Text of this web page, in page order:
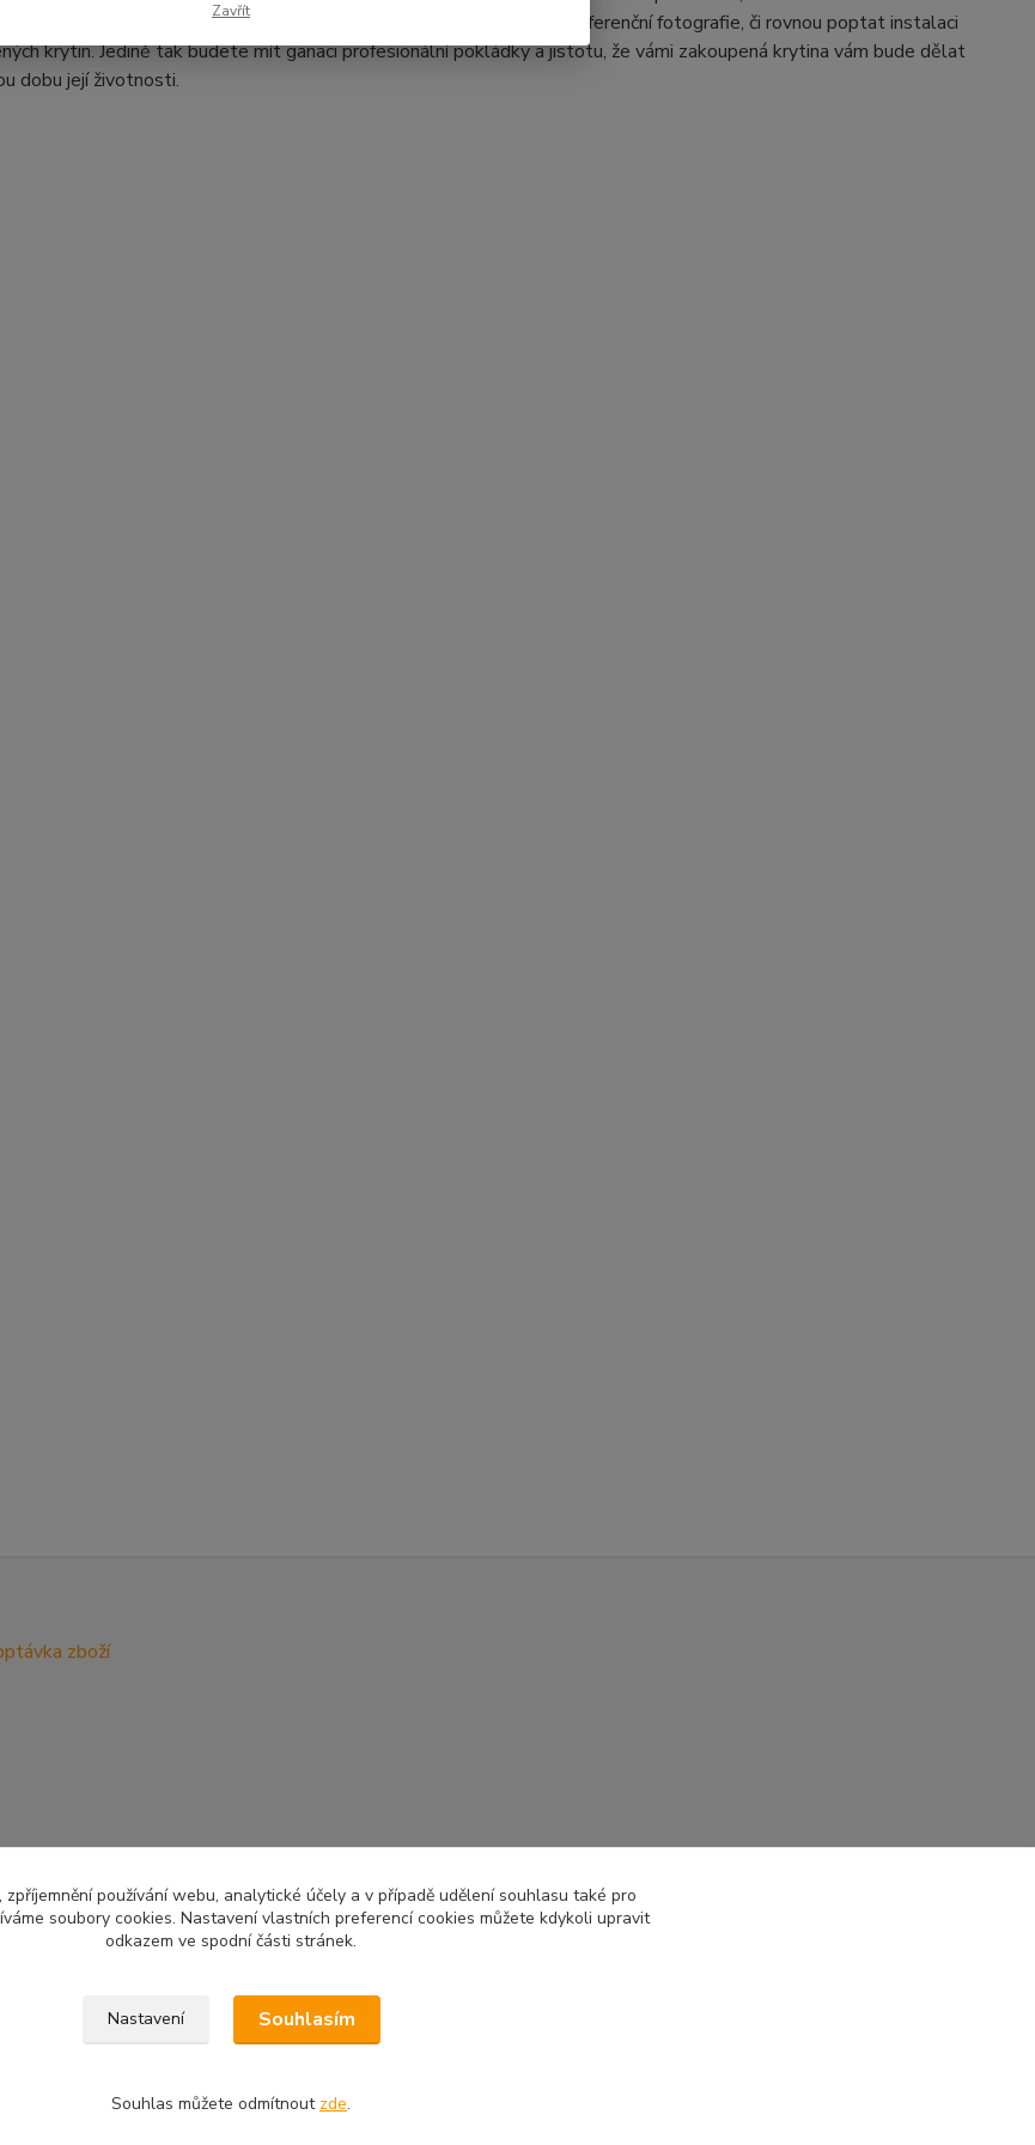
www.floor-fitting.cz
, kde si lze prohlédnout referenční fotografie, či rovnou poptat instalaci
krytin. Jedině tak budete mít ganaci profesionální pokládky a jistotu, že vámi zakoupená krytina vám bude dělat
dobu její životnosti.
zboží
Upravit sběr cookies.
Zavřít
používání webu, analytické účely a v případě udělení souhlasu také pro
soubory cookies. Nastavení vlastních preferencí cookies můžete kdykoli upravit
odkazem ve spodní části stránek.
Nastavení Souhlasím
Souhlas můžete odmítnout zde.